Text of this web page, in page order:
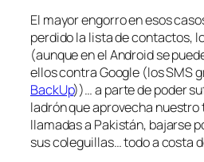
El mayor engorro en esos
perdido la lista de contactos,
(aunque en el Android se
ellos contra Google (los SMS
BackUp))… a parte de poder
ladrón que aprovecha
llamadas a Pakistán, bajarse
sus coleguillas… todo a costa